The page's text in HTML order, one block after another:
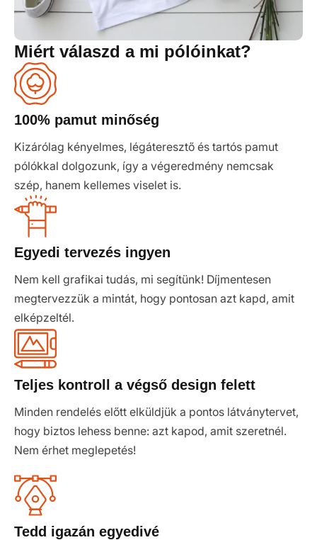
Miért válaszd a mi pólóinkat?
100% pamut minőség
Kizárólag kényelmes, légáteresztő és tartós pamut
pólókkal dolgozunk, így a végeredmény nemcsak
szép, hanem kellemes viselet is.
Egyedi tervezés ingyen
Nem kell grafikai tudás, mi segítünk! Díjmentesen
megtervezzük a mintát, hogy pontosan azt kapd, amit
elképzeltél.
Teljes kontroll a végső design felett
Minden rendelés előtt elküldjük a pontos látványtervet,
hogy biztos lehess benne: azt kapod, amit szeretnél.
Nem érhet meglepetés!
Tedd igazán egyedivé